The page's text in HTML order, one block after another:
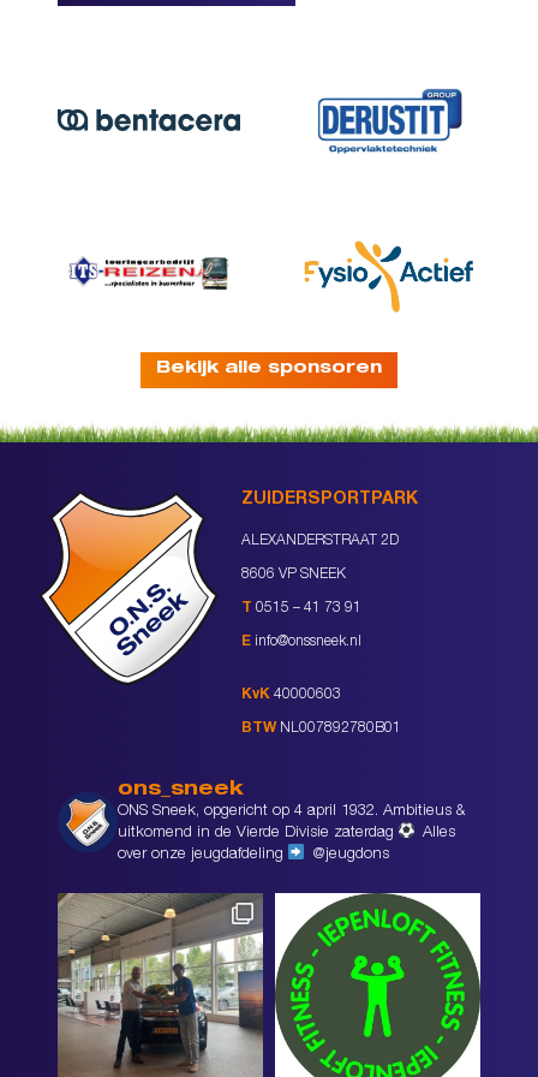
Bekijk alle sponsoren
ZUIDERSPORTPARK
ALEXANDERSTRAAT 2D
8606 VP SNEEK
T 0515 – 41 73 91
E info@onssneek.nl
KvK 40000603
BTW NL007892780B01
ons_sneek
ONS Sneek, opgericht op 4 april 1932. Ambitieus &
uitkomend in de Vierde Divisie zaterdag
Alles
over onze jeugdafdeling
@jeugdons